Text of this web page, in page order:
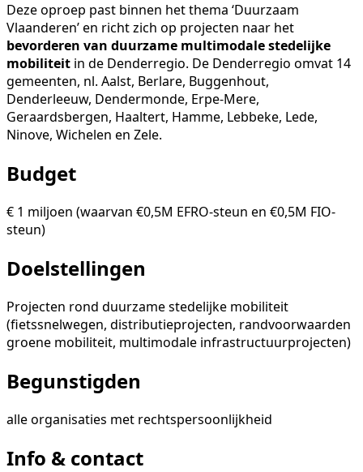
Deze oproep past binnen het thema ‘Duurzaam
Vlaanderen’ en richt zich op projecten naar het
bevorderen van duurzame multimodale stedelijke
mobiliteit in de Denderregio. De Denderregio omvat 14
gemeenten, nl. Aalst, Berlare, Buggenhout,
Denderleeuw, Dendermonde, Erpe-Mere,
Geraardsbergen, Haaltert, Hamme, Lebbeke, Lede,
Ninove, Wichelen en Zele.
Budget
€ 1 miljoen (waarvan €0,5M EFRO-steun en €0,5M FIO-
steun)
Doelstellingen
Projecten rond duurzame stedelijke mobiliteit
(fietssnelwegen, distributieprojecten, randvoorwaarden
groene mobiliteit, multimodale infrastructuurprojecten)
Begunstigden
alle organisaties met rechtspersoonlijkheid
Info & contact